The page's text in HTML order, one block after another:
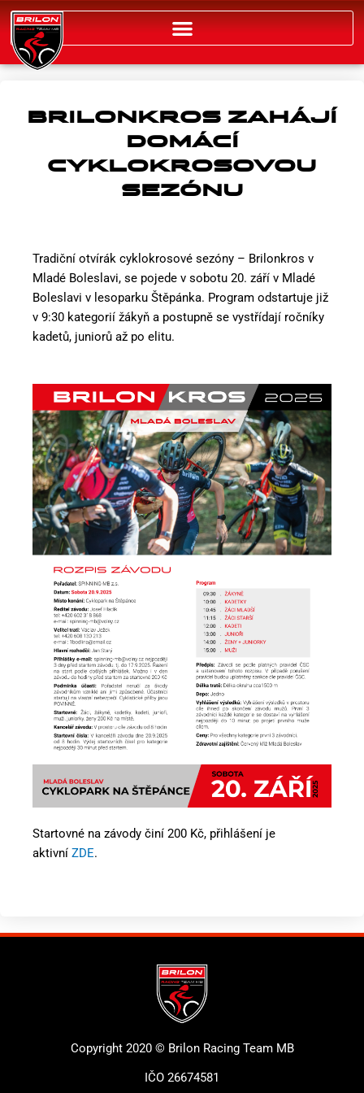
Přeskočit
na
obsah
BRILONKROS ZAHÁJÍ
DOMÁCÍ
CYKLOKROSOVOU
SEZÓNU
Tradiční otvírák cyklokrosové sezóny – Brilonkros v
Mladé Boleslavi, se pojede v sobotu 20. září v Mladé
Boleslavi v lesoparku Štěpánka. Program odstartuje již
v 9:30 kategorií žákyň a postupně se vystřídají ročníky
kadetů, juniorů až po elitu.
Startovné na závody činí 200 Kč, přihlášení je
aktivní ZDE.
Copyright 2020 © Brilon Racing Team MB
IČO 26674581